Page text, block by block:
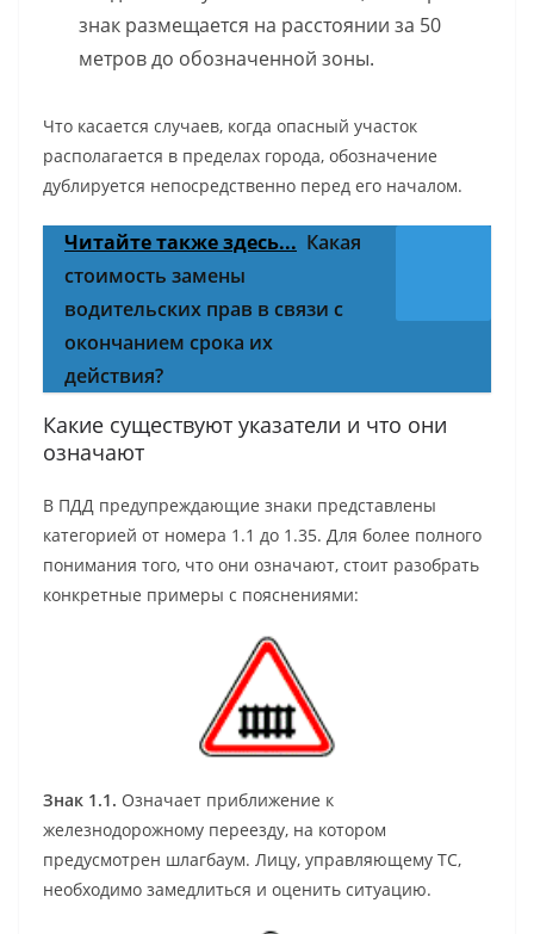
знак размещается на расстоянии за 50
метров до обозначенной зоны.
Что касается случаев, когда опасный участок
располагается в пределах города, обозначение
дублируется непосредственно перед его началом.
Читайте также здесь... Какая
стоимость замены
водительских прав в связи с
окончанием срока их
действия?
Какие существуют указатели и что они
означают
В ПДД предупреждающие знаки представлены
категорией от номера 1.1 до 1.35. Для более полного
понимания того, что они означают, стоит разобрать
конкретные примеры с пояснениями:
Знак 1.1. Означает приближение к
железнодорожному переезду, на котором
предусмотрен шлагбаум. Лицу, управляющему ТС,
необходимо замедлиться и оценить ситуацию.